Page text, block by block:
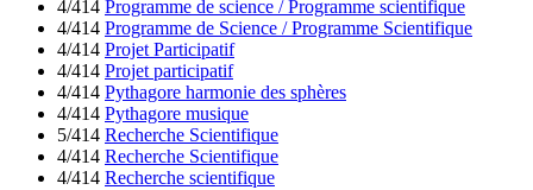
4/414 Programme de science / Programme scientifique
4/414 Programme de Science / Programme Scientifique
4/414 Projet Participatif
4/414 Projet participatif
4/414 Pythagore harmonie des sphères
4/414 Pythagore musique
5/414 Recherche Scientifique
4/414 Recherche Scientifique
4/414 Recherche scientifique